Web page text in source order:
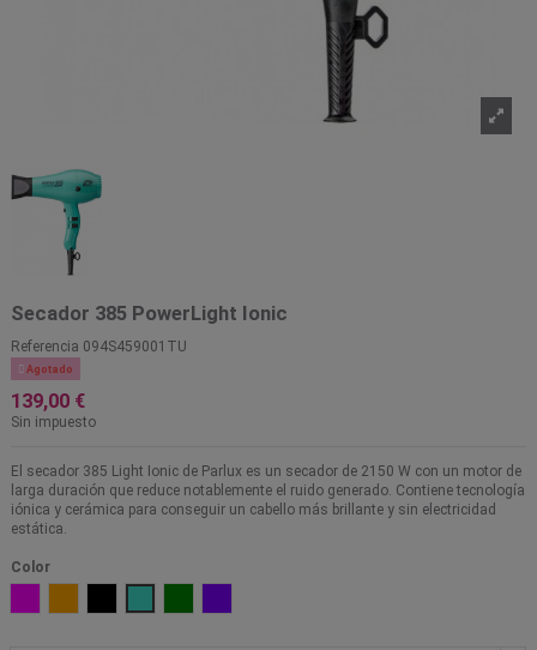
Secador 385 PowerLight Ionic
Referencia 094S459001TU
 Agotado
139,00 €
Sin impuesto
El secador 385 Light Ionic de Parlux es un secador de 2150 W con un motor de
larga duración que reduce notablemente el ruido generado. Contiene tecnología
iónica y cerámica para conseguir un cabello más brillante y sin electricidad
estática.
Color